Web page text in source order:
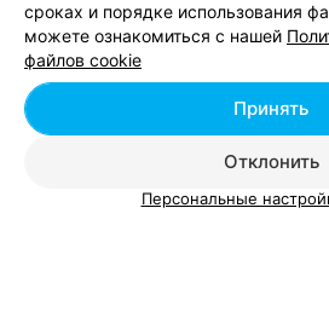
Мелирование волос возле
Минске
Стрижка волос возле метро
сроках и порядке использования
можете ознакомиться с нашей
файлов cookie
Отклонить
Принять
Персональные